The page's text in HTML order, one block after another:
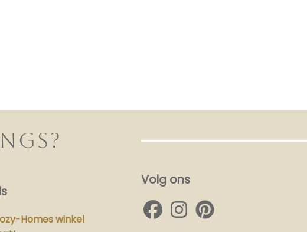
Homes winkel
Volg ons